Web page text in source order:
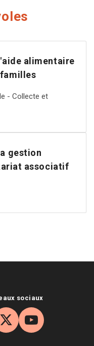
alimentaire
- Collecte et
gestion
associatif
sociaux
X YouTube